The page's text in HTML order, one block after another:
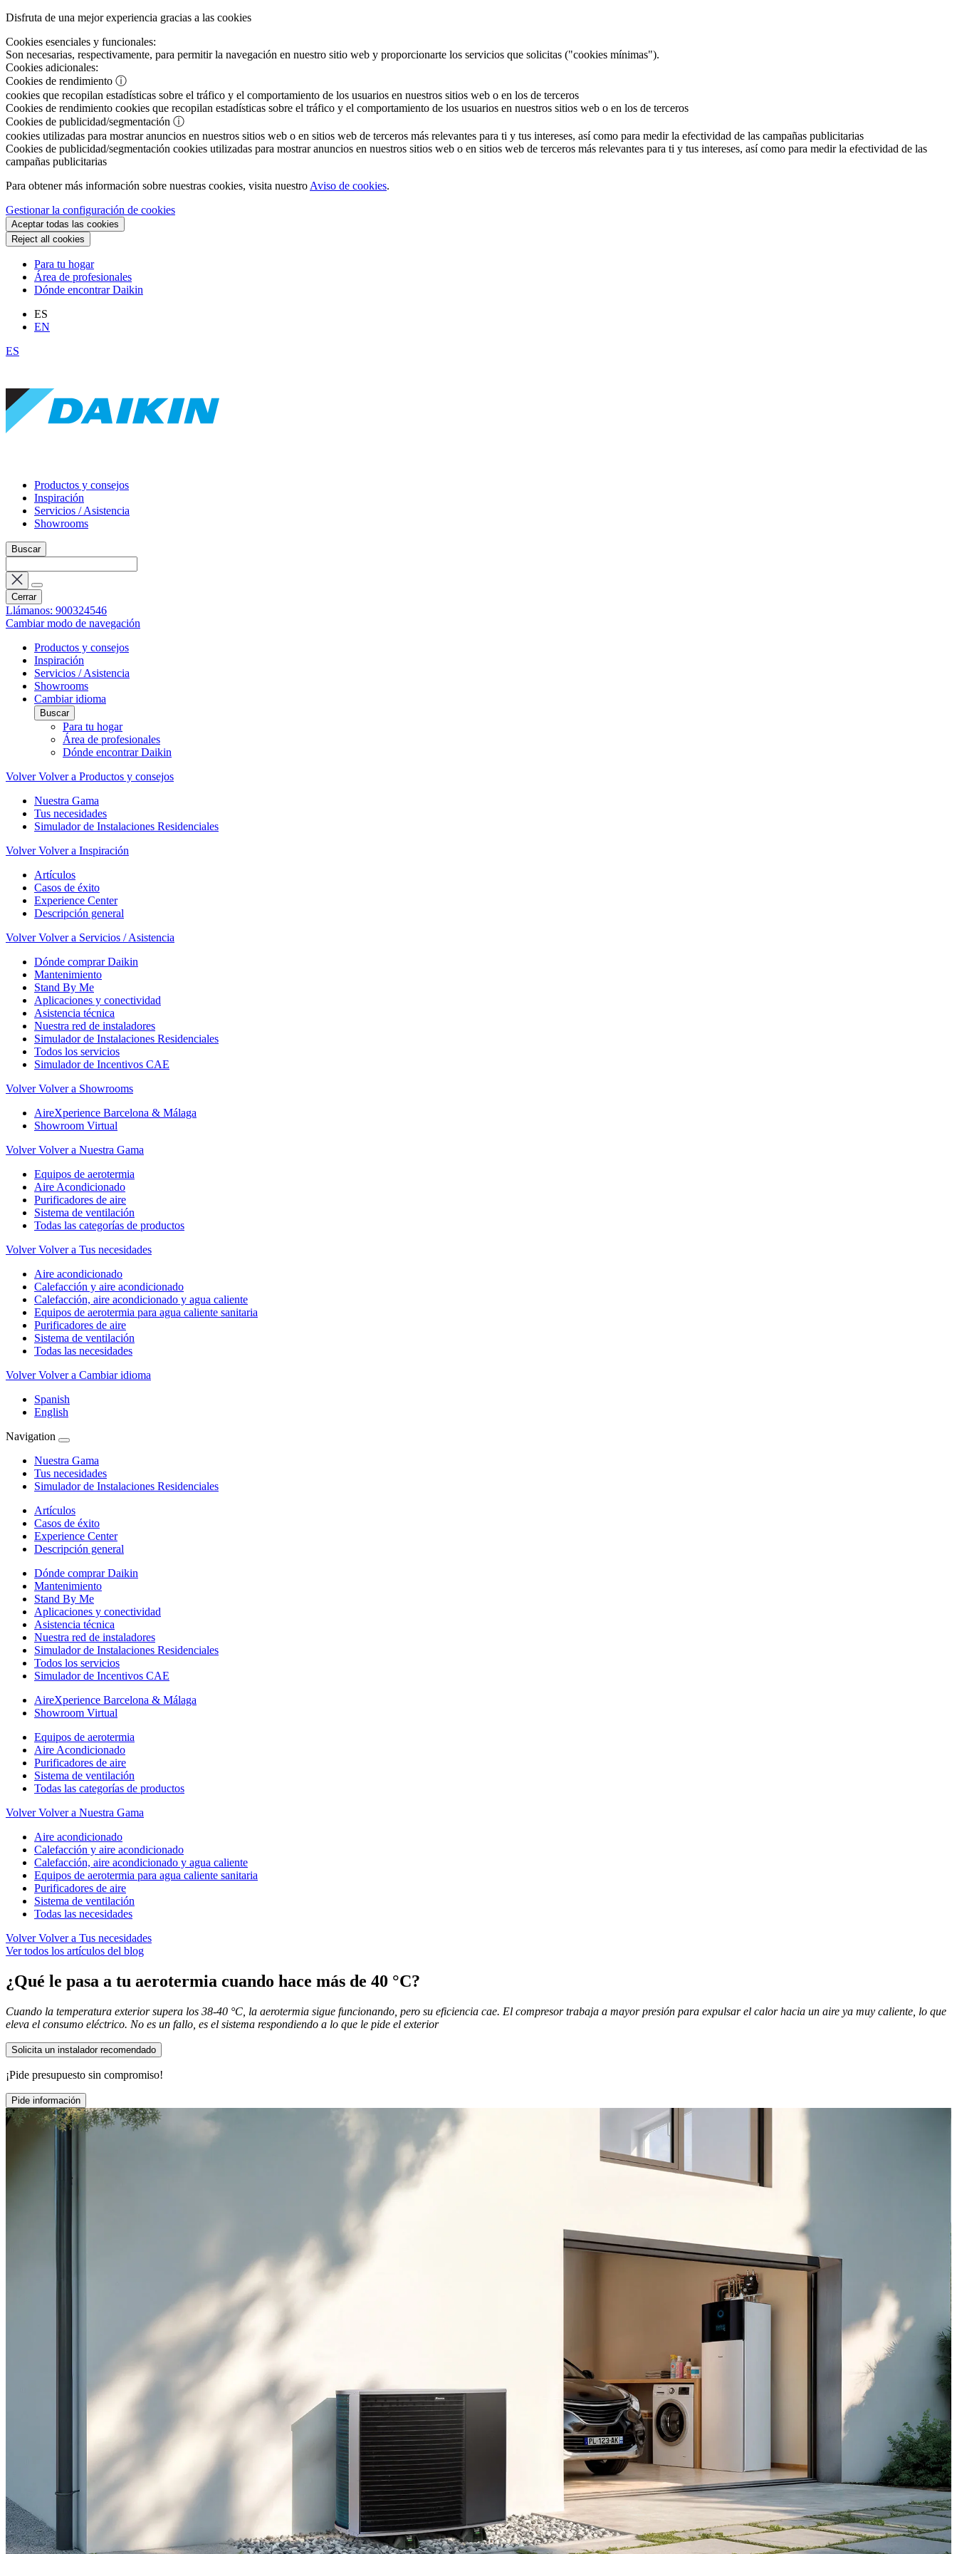
Disfruta de una mejor experiencia gracias a las cookies
Cookies esenciales y funcionales:
Son necesarias, respectivamente, para permitir la navegación en nuestro sitio web y proporcionarte los servicios que solicitas ("cookies mínimas").
Cookies adicionales:
Cookies de rendimiento ⓘ
cookies que recopilan estadísticas sobre el tráfico y el comportamiento de los usuarios en nuestros sitios web o en los de terceros
Cookies de rendimiento cookies que recopilan estadísticas sobre el tráfico y el comportamiento de los usuarios en nuestros sitios web o en los de terceros
Cookies de publicidad/segmentación ⓘ
cookies utilizadas para mostrar anuncios en nuestros sitios web o en sitios web de terceros más relevantes para ti y tus intereses, así como para medir la efectividad de las campañas publicitarias
Cookies de publicidad/segmentación cookies utilizadas para mostrar anuncios en nuestros sitios web o en sitios web de terceros más relevantes para ti y tus intereses, así como para medir la efectividad de las
campañas publicitarias
Para obtener más información sobre nuestras cookies, visita nuestro Aviso de cookies.
Gestionar la configuración de cookies
Aceptar todas las cookies
Reject all cookies
Para tu hogar
Área de profesionales
Dónde encontrar Daikin
ES
EN
ES
Productos y consejos
Inspiración
Servicios / Asistencia
Showrooms
Buscar
Cerrar
Llámanos: 900324546
Cambiar modo de navegación
Productos y consejos
Inspiración
Servicios / Asistencia
Showrooms
Cambiar idioma
Buscar
Para tu hogar
Área de profesionales
Dónde encontrar Daikin
Volver Volver a Productos y consejos
Nuestra Gama
Tus necesidades
Simulador de Instalaciones Residenciales
Volver Volver a Inspiración
Artículos
Casos de éxito
Experience Center
Descripción general
Volver Volver a Servicios / Asistencia
Dónde comprar Daikin
Mantenimiento
Stand By Me
Aplicaciones y conectividad
Asistencia técnica
Nuestra red de instaladores
Simulador de Instalaciones Residenciales
Todos los servicios
Simulador de Incentivos CAE
Volver Volver a Showrooms
AireXperience Barcelona & Málaga
Showroom Virtual
Volver Volver a Nuestra Gama
Equipos de aerotermia
Aire Acondicionado
Purificadores de aire
Sistema de ventilación
Todas las categorías de productos
Volver Volver a Tus necesidades
Aire acondicionado
Calefacción y aire acondicionado
Calefacción, aire acondicionado y agua caliente
Equipos de aerotermia para agua caliente sanitaria
Purificadores de aire
Sistema de ventilación
Todas las necesidades
Volver Volver a Cambiar idioma
Spanish
English
Navigation
Nuestra Gama
Tus necesidades
Simulador de Instalaciones Residenciales
Artículos
Casos de éxito
Experience Center
Descripción general
Dónde comprar Daikin
Mantenimiento
Stand By Me
Aplicaciones y conectividad
Asistencia técnica
Nuestra red de instaladores
Simulador de Instalaciones Residenciales
Todos los servicios
Simulador de Incentivos CAE
AireXperience Barcelona & Málaga
Showroom Virtual
Equipos de aerotermia
Aire Acondicionado
Purificadores de aire
Sistema de ventilación
Todas las categorías de productos
Volver Volver a Nuestra Gama
Aire acondicionado
Calefacción y aire acondicionado
Calefacción, aire acondicionado y agua caliente
Equipos de aerotermia para agua caliente sanitaria
Purificadores de aire
Sistema de ventilación
Todas las necesidades
Volver Volver a Tus necesidades
Ver todos los artículos del blog
¿Qué le pasa a tu aerotermia cuando hace más de 40 °C?
Cuando la temperatura exterior supera los 38-40 °C, la aerotermia sigue funcionando, pero su eficiencia cae. El compresor trabaja a mayor presión para expulsar el calor hacia un aire ya muy caliente, lo que
eleva el consumo eléctrico. No es un fallo, es el sistema respondiendo a lo que le pide el exterior
Solicita un instalador recomendado
¡Pide presupuesto sin compromiso!
Pide información